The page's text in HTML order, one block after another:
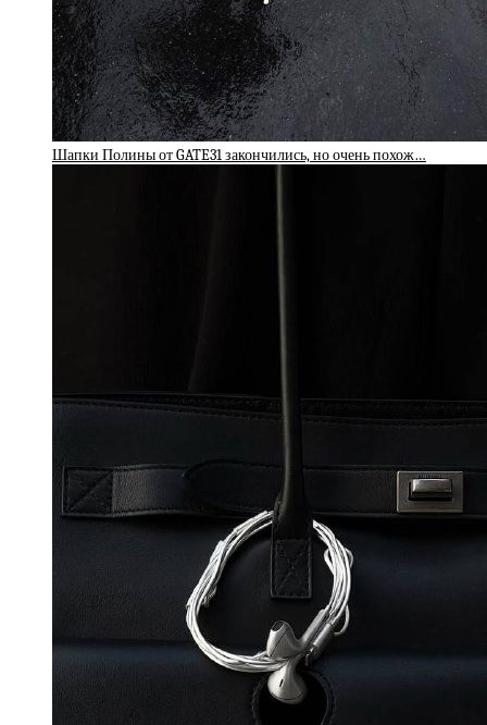
Шапки Полины от GATE31 закончились, но очень похож…